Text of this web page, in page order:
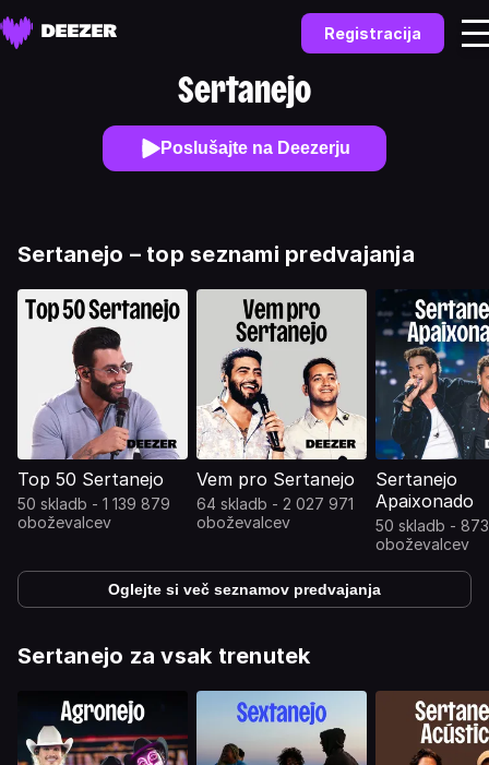
Registracija
Sertanejo
Poslušajte na Deezerju
Sertanejo – top seznami predvajanja
Top 50 Sertanejo
50 skladb - 1 139 879
oboževalcev
Vem pro Sertanejo
64 skladb - 2 027 971
oboževalcev
Sertanejo
Apaixonado
50 skladb -
oboževalcev
Oglejte si več seznamov predvajanja
Sertanejo za vsak trenutek